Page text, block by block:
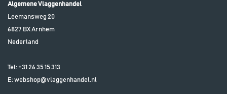
Algemene Vlaggenhandel
Leemansweg 20
6827 BXArnhem
Nederland
Tel: +31 26 35 15 313
E:webshop@vlaggenhandel.nl